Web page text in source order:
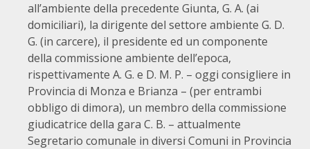
all’ambiente della precedente Giunta, G. A. (ai
domiciliari), la dirigente del settore ambiente G. D.
G. (in carcere), il presidente ed un componente
della commissione ambiente dell’epoca,
rispettivamente A. G. e D. M. P. – oggi consigliere in
Provincia di Monza e Brianza – (per entrambi
obbligo di dimora), un membro della commissione
giudicatrice della gara C. B. – attualmente
Segretario comunale in diversi Comuni in Provincia